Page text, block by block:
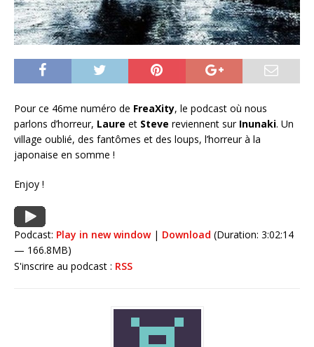
Pour ce 46me numéro de FreaXity, le podcast où nous
parlons d’horreur, Laure et Steve reviennent sur Inunaki. Un
village oublié, des fantômes et des loups, l’horreur à la
japonaise en somme !
Enjoy !
Podcast: Play in new window| Download (Duration: 3:02:14
— 166.8MB)
S'inscrire au podcast : RSS